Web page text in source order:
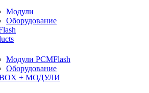
Модули
Оборудование
Модули PCMFlash
Оборудование
+ МОДУЛИ